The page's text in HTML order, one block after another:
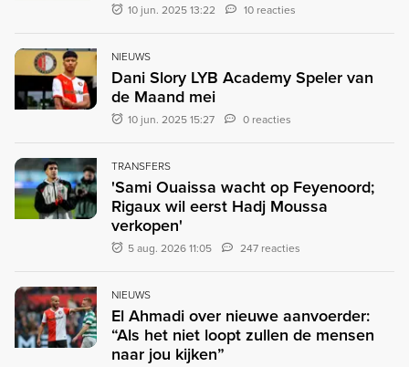
10 jun. 2025 13:22 10 reacties
NIEUWS
Dani Slory LYB Academy Speler van
de Maand mei
10 jun. 2025 15:27 0 reacties
TRANSFERS
'Sami Ouaissa wacht op Feyenoord;
Rigaux wil eerst Hadj Moussa
verkopen'
5 aug. 2026 11:05 247 reacties
NIEUWS
El Ahmadi over nieuwe aanvoerder:
“Als het niet loopt zullen de mensen
naar jou kijken”